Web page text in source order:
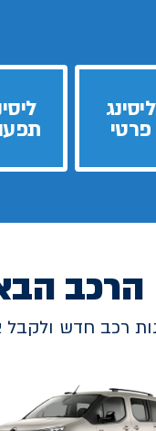
ליסינג
פרטי
הרכב
רכב חדש